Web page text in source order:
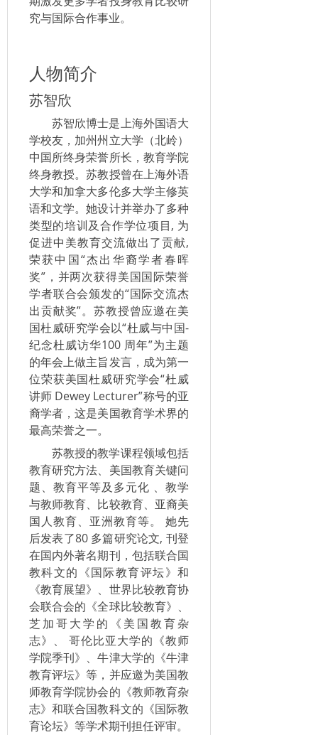
究与国际合作事业。
人物简介
苏智欣
苏智欣博士是上海外国语大
学校友，加州州立大学（北岭）
中国所终身荣誉所长，教育学院
终身教授。苏教授曾在上海外语
大学和加拿大多伦多大学主修英
语和文学。她设计并举办了多种
类型的培训及合作学位项目, 为
促进中美教育交流做出了贡献,
荣获中国“杰出华裔学者春晖
奖”，并两次获得美国国际荣誉
学者联合会颁发的“国际交流杰
出贡献奖”。苏教授曾应邀在美
国杜威研究学会以“杜威与中国-
纪念杜威访华100 周年”为主题
的年会上做主旨发言，成为第一
位荣获美国杜威研究学会“杜威
讲师 Dewey Lecturer”称号的亚
裔学者，这是美国教育学术界的
最高荣誉之一。
苏教授的教学课程领域包括
教育研究方法、美国教育关键问
题、教育平等及多元化 、教学
与教师教育、比较教育、亚裔美
国人教育、亚洲教育等。 她先
后发表了80 多篇研究论文, 刊登
在国内外著名期刊，包括联合国
教科文的《国际教育评坛》和
《教育展望》、世界比较教育协
会联合会的《全球比较教育》、
芝加哥大学的《美国教育杂
志》、 哥伦比亚大学的《教师
学院季刊》、牛津大学的《牛津
教育评坛》等，并应邀为美国教
师教育学院协会的《教师教育杂
志》和联合国教科文的《国际教
育论坛》等学术期刊担任评审。